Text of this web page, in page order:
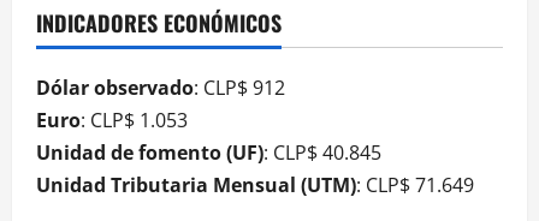
INDICADORES ECONÓMICOS
Dólar observado: CLP$ 912
Euro: CLP$ 1.053
Unidad de fomento (UF): CLP$ 40.845
Unidad Tributaria Mensual (UTM): CLP$ 71.649